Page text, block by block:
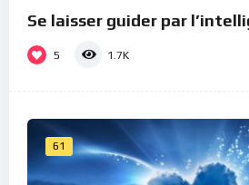
Se laisser guider par
5 1.7K
61